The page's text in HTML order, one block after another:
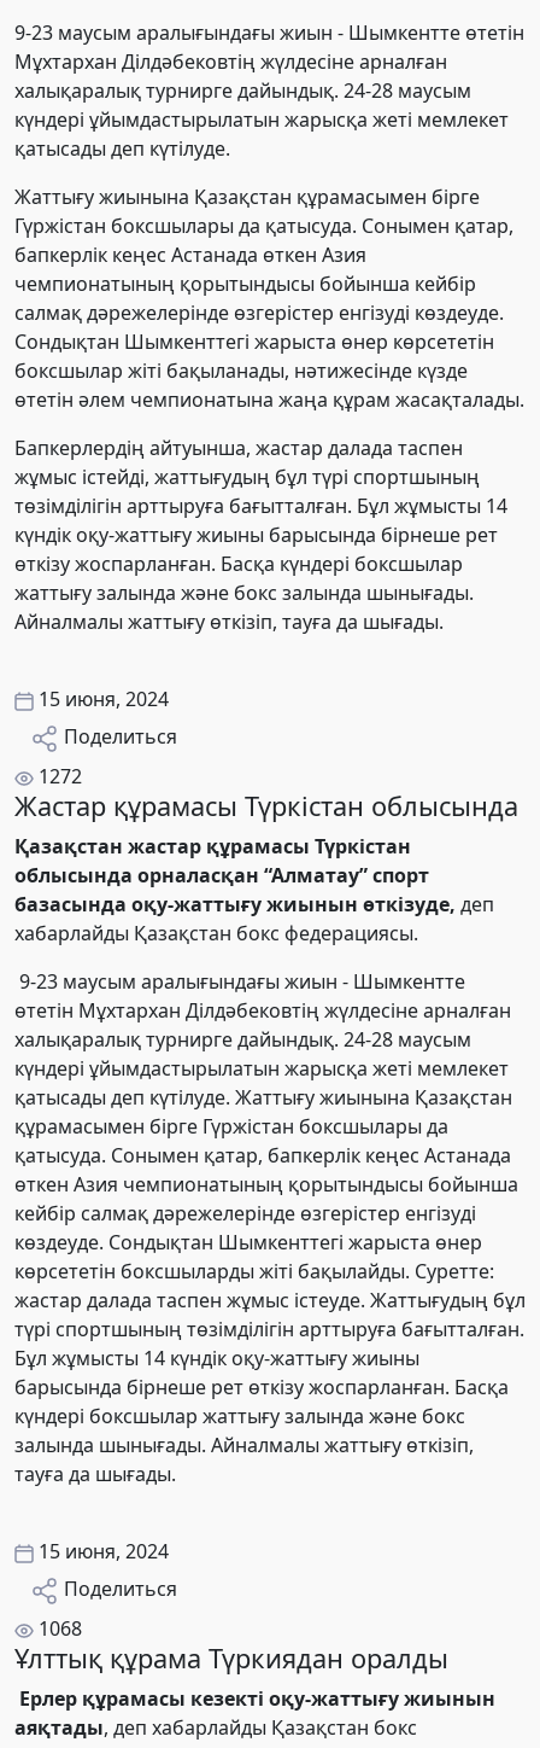
9-23 маусым аралығындағы жиын - Шымкентте өтетін
Мұхтархан Ділдәбековтің жүлдесіне арналған
халықаралық турниргедайындық. 24-28 маусым
күндері ұйымдастырылатын жарысқа жеті мемлекет
қатысады деп күтілуде.
Жаттығу жиынына Қазақстан құрамасымен бірге
Гүржістан боксшылары да қатысуда. Сонымен қатар,
бапкерлік кеңес Астанада өткен Азия
чемпионатының қорытындысы бойынша кейбір
салмақ дәрежелерінде өзгерістер енгізуді көздеуде.
Сондықтан Шымкенттегі жарыста өнер көрсететін
боксшылар жіті бақыланады, нәтижесінде күзде
өтетін әлем чемпионатына жаңа құрам жасақталады.
Бапкерлердің айтуынша, жастар далада таспен
жұмыс істейді, жаттығудың бұл түрі спортшының
төзімділігін арттыруға бағытталған. Бұл жұмысты 14
күндік оқу-жаттығу жиыны барысында бірнеше рет
өткізу жоспарланған. Басқа күндері боксшылар
жаттығу залында және бокс залында шынығады.
Айналмалы жаттығу өткізіп, тауға да шығады.
15 июня, 2024
Поделиться
1272
Жастар құрамасы Түркістан облысында
Қазақстан жастар құрамасы Түркістан
облысында орналасқан “Алматау”спорт
базасында оқу-жаттығу жиынын өткізуде, деп
хабарлайды Қазақстан бокс федерациясы.
9-23 маусым аралығындағы жиын - Шымкентте
өтетін Мұхтархан Ділдәбековтің жүлдесіне арналған
халықаралық турниргедайындық. 24-28 маусым
күндері ұйымдастырылатын жарысқа жеті мемлекет
қатысады деп күтілуде. Жаттығу жиынына Қазақстан
құрамасымен бірге Гүржістан боксшылары да
қатысуда. Сонымен қатар, бапкерлік кеңес Астанада
өткен Азия чемпионатының қорытындысы бойынша
кейбір салмақ дәрежелерінде өзгерістер енгізуді
көздеуде. Сондықтан Шымкенттегі жарыста өнер
көрсететін боксшыларды жіті бақылайды. Суретте:
жастар далада таспен жұмыс істеуде. Жаттығудың бұл
түрі спортшының төзімділігін арттыруға бағытталған.
Бұл жұмысты 14 күндік оқу-жаттығу жиыны
барысында бірнеше рет өткізу жоспарланған. Басқа
күндері боксшылар жаттығу залында және бокс
залында шынығады. Айналмалы жаттығу өткізіп,
тауға да шығады.
15 июня, 2024
Поделиться
1068
Ұлттық құрама Түркиядан оралды
Ерлер құрамасы кезекті оқу-жаттығу жиынын
аяқтады, деп хабарлайды Қазақстан бокс